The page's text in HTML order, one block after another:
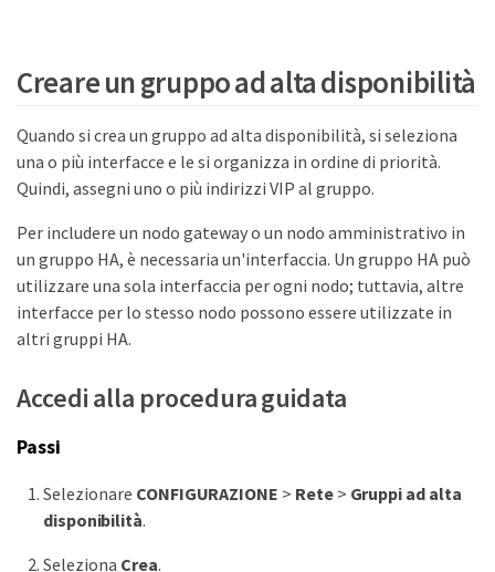
Creare un gruppo ad alta disponibilità
Quando si crea un gruppo ad alta disponibilità, si seleziona
una o più interfacce e le si organizza in ordine di priorità.
Quindi, assegni uno o più indirizzi VIP al gruppo.
Per includere un nodo gateway o un nodo amministrativo in
un gruppo HA, è necessaria un'interfaccia. Un gruppo HA può
utilizzare una sola interfaccia per ogni nodo; tuttavia, altre
interfacce per lo stesso nodo possono essere utilizzate in
altri gruppi HA.
Accedi alla procedura guidata
Passi
Selezionare CONFIGURAZIONE > Rete> Gruppi ad alta
disponibilità.
Seleziona Crea.